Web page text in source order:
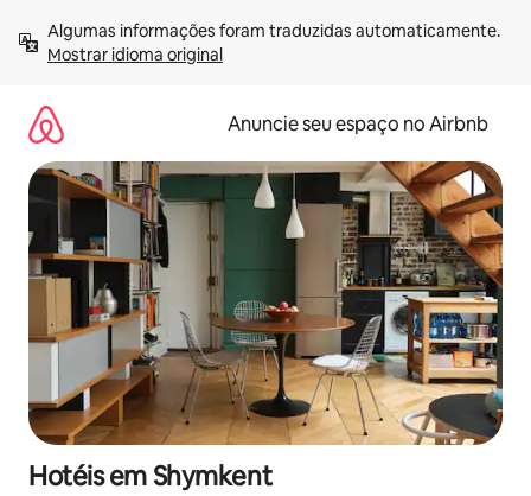
para
Mostrar idioma original
Anuncie seu espaço no Airbnb
Hotéis em Shymkent